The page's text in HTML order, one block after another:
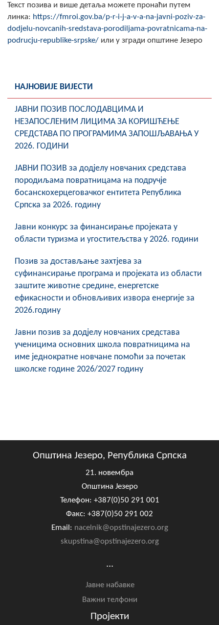
Службени Гласници
ОПШТИНСКА УПРАВА
Вијести
Активности
Јавни позиви
Обавјештења
Заштита од пожара
COVID 19
ФИНАНСИЈЕ
ПРИВРЕДА
Пољопривреда
Туризам
ЦИВИЛНА ЗАШТИТА
КОНТАКТ
Текст позива и више детаља можете пронаћи путем
линка: https://fmroi.gov.ba/p-r-i-j-a-v-a-na-javni-poziv-za-
dodjelu-novcanih-sredstava-porodiljama-povratnicama-na-
podrucju-republike-srpske/ или у згради општине Језеро
НАЈНОВИЈЕ ВИЈЕСТИ
ЈАВНИ ПОЗИВ ПОСЛОДАВЦИМА И
НЕЗАПОСЛЕНИМ ЛИЦИМА ЗА КОРИШЋЕЊЕ
СРЕДСТАВА ПО ПРОГРАМИМА ЗАПОШЉАВАЊА У
2026. ГОДИНИ
ЈАВНИ ПОЗИВ за додјелу новчаних средстава
породиљама повратницама на подручје
босанскохерцеговачког ентитета Република
Српска за 2026. годину
Јавни конкурс за финансирање пројеката у
области туризма и угоститељства у 2026. години
Позив за достављање захтјева за
суфинансирање програма и пројеката из области
заштите животне средине, енергетске
ефикасности и обновљивих извора енергије за
2026.годину
Јавни позив за додјелу новчаних средстава
ученицима основних школа повратницима на
име једнократне новчане помоћи за почетак
школске године 2026/2027 годину
Општина Језеро, Република Српска
21. новембра
Општина Језеро
Телефон: +387(0)50 291 001
Факс: +387(0)50 291 002
Email: nacelnik@opstinajezero.org
skupstina@opstinajezero.org
...
Јавне набавке
Важни телфони
Пројекти